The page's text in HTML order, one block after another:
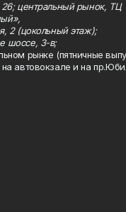
26; центральный рынок, ТЦ
2 (цокольный этаж);
шоссе, 3-в;
рынке (пятничные
на автовокзале и на